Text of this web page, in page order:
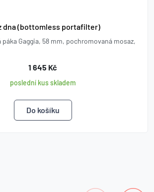
dna (bottomless portafilter)
páka Gaggia, 58 mm, pochromovaná mosaz,
1 645 Kč
poslední kus skladem